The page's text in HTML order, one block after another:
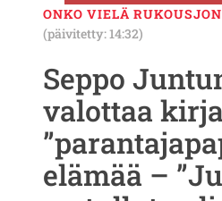
ONKO VIELÄ
(päivitetty: 14:32)
Seppo
valottaa
elämää –